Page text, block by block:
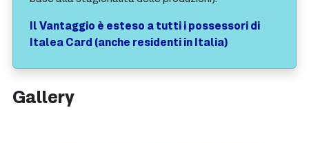
Il Vantaggio è esteso a tutti i possessori di
Italea Card (anche residenti in Italia)
Gallery